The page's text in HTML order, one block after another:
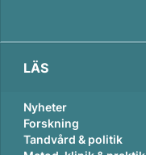
LÄS
Nyheter
Forskning
Tandvård & politik